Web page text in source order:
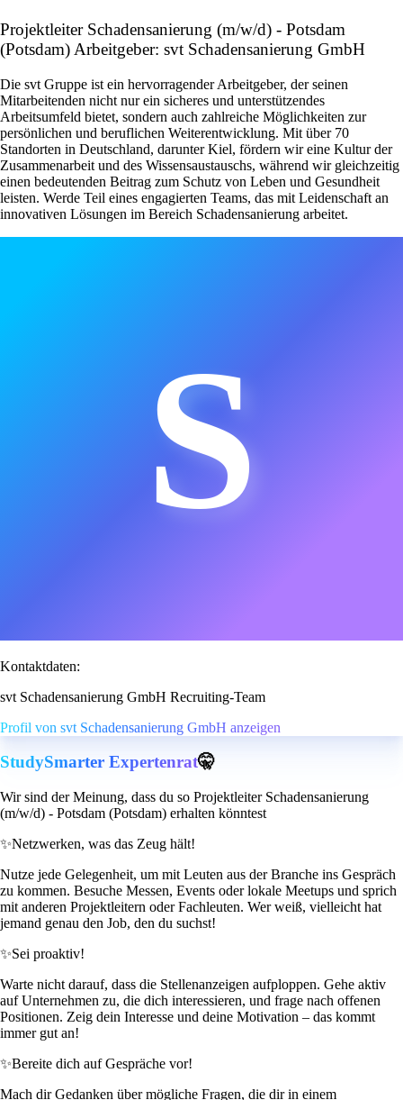
Projektleiter Schadensanierung (m/w/d) - Potsdam
(Potsdam) Arbeitgeber: svt Schadensanierung GmbH
Die svt Gruppe ist ein hervorragender Arbeitgeber, der seinen
Mitarbeitenden nicht nur ein sicheres und unterstützendes
Arbeitsumfeld bietet, sondern auch zahlreiche Möglichkeiten zur
persönlichen und beruflichen Weiterentwicklung. Mit über 70
Standorten in Deutschland, darunter Kiel, fördern wir eine Kultur der
Zusammenarbeit und des Wissensaustauschs, während wir gleichzeitig
einen bedeutenden Beitrag zum Schutz von Leben und Gesundheit
leisten. Werde Teil eines engagierten Teams, das mit Leidenschaft an
innovativen Lösungen im Bereich Schadensanierung arbeitet.
S
Kontaktdaten:
svt Schadensanierung GmbH Recruiting-Team
Profil von svt Schadensanierung GmbH anzeigen
StudySmarter Expertenrat🤫
Wir sind der Meinung, dass du so Projektleiter Schadensanierung
(m/w/d) - Potsdam (Potsdam) erhalten könntest
✨Netzwerken, was das Zeug hält!
Nutze jede Gelegenheit, um mit Leuten aus der Branche ins Gespräch
zu kommen. Besuche Messen, Events oder lokale Meetups und sprich
mit anderen Projektleitern oder Fachleuten. Wer weiß, vielleicht hat
jemand genau den Job, den du suchst!
✨Sei proaktiv!
Warte nicht darauf, dass die Stellenanzeigen aufploppen. Gehe aktiv
auf Unternehmen zu, die dich interessieren, und frage nach offenen
Positionen. Zeig dein Interesse und deine Motivation – das kommt
immer gut an!
✨Bereite dich auf Gespräche vor!
Mach dir Gedanken über mögliche Fragen, die dir in einem